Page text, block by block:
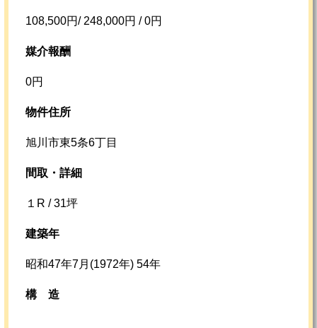
108,500円/ 248,000円 / 0円
媒介報酬
0円
物件住所
旭川市東5条6丁目
間取・詳細
１R / 31坪
建築年
昭和47年7月(1972年) 54年
構 造